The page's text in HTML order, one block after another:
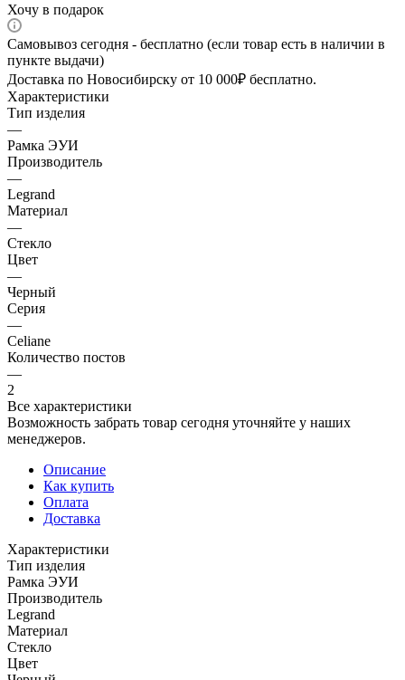
Хочу в подарок
Самовывоз сегодня - бесплатно (если товар есть в наличии в
пункте выдачи)
Доставка по Новосибирску от 10 000₽ бесплатно.
Характеристики
Тип изделия
—
Рамка ЭУИ
Производитель
—
Legrand
Материал
—
Стекло
Цвет
—
Черный
Серия
—
Celiane
Количество постов
—
2
Все характеристики
Возможность забрать товар сегодня уточняйте у наших
менеджеров.
Описание
Как купить
Оплата
Доставка
Характеристики
Тип изделия
Рамка ЭУИ
Производитель
Legrand
Материал
Стекло
Цвет